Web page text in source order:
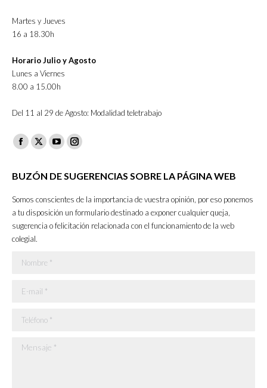
Martes y Jueves
16 a 18.30h
Horario Julio y Agosto
Lunes a Viernes
8.00 a 15.00h
Del 11 al 29 de Agosto: Modalidad teletrabajo
Facebook
opens
new
window
X
opens
new
window
YouTube
opens
new
window
Instagram
opens
in
new
window
BUZÓN DE SUGERENCIAS SOBRE LA PÁGINA WEB
Somos conscientes de la importancia de vuestra opinión, por eso ponemos
a tu disposición un formulario destinado a exponer cualquier queja,
sugerencia o felicitación relacionada con el funcionamiento de la web
colegial.
Nombre *
E-mail *
Teléfono *
Mensaje *